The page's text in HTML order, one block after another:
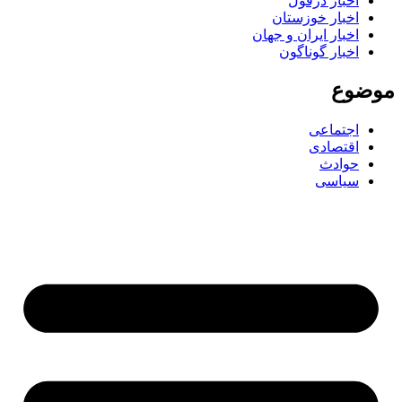
اخبار خوزستان
اخبار ایران و جهان
اخبار گوناگون
موضوع
اجتماعی
اقتصادی
حوادث
سیاسی